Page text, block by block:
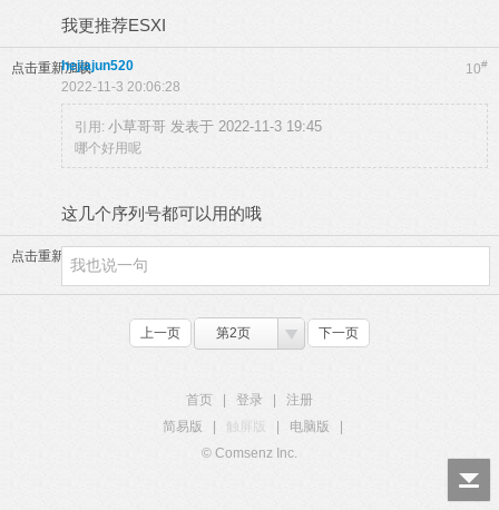
我更推荐ESXI
点击重新加载 10#
hejiajun520
2022-11-3 20:06:28
引用: 小草哥哥 发表于 2022-11-3 19:45
哪个好用呢
这几个序列号都可以用的哦
点击重新加载
上一页 第2页 下一页
首页 登录
注册
简易版
触屏版 电脑版
© Comsenz Inc.